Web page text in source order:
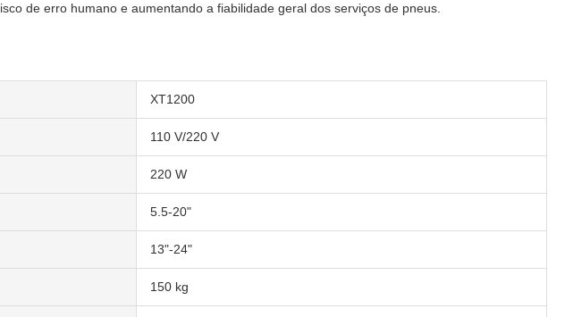
de erro humano e aumentando a fiabilidade geral dos serviços de pneus.
XT1200
110 V/220 V
220 W
5.5-20"
13"-24"
150 kg